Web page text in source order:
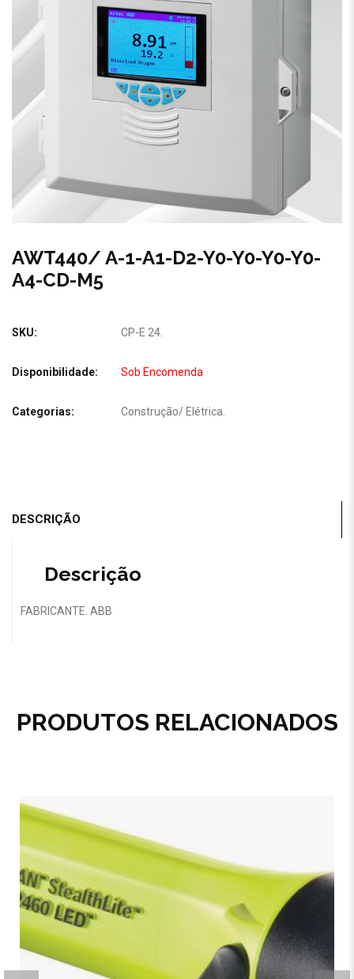
AWT440/ A-1-A1-D2-Y0-Y0-Y0-Y0-
A4-CD-M5
SKU: CP-E 24.
Disponibilidade: Sob Encomenda
Categorias: Construção/ Elétrica.
DESCRIÇÃO
Descrição
FABRICANTE. ABB
PRODUTOS RELACIONADOS